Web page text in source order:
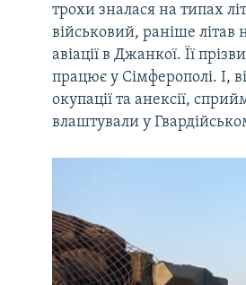
трохи зналася на типах
військовий, раніше літав
авіації в Джанкої. Її
працює у Сімферополі. І,
окупації та анексії,
влаштували у